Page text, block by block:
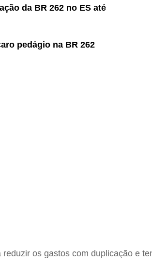
da BR 262 no ES até
pedágio na BR 262
os gastos com duplicação e